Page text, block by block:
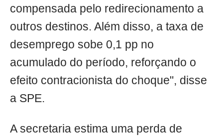
compensada pelo redirecionamento a
outros destinos. Além disso, a taxa de
desemprego sobe 0,1 pp no
acumulado do período, reforçando o
efeito contracionista do choque", disse
a SPE.
A secretaria estima uma perda de